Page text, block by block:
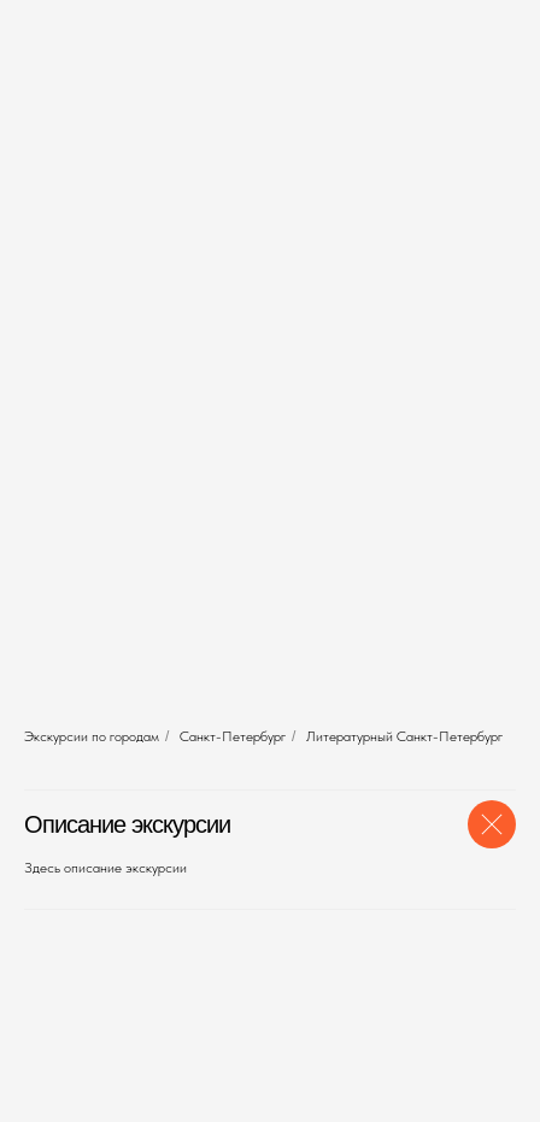
Экскурсии по городам / Санкт-Петербург / Литературный Санкт-Петербург
Описание экскурсии
Здесь описание экскурсии